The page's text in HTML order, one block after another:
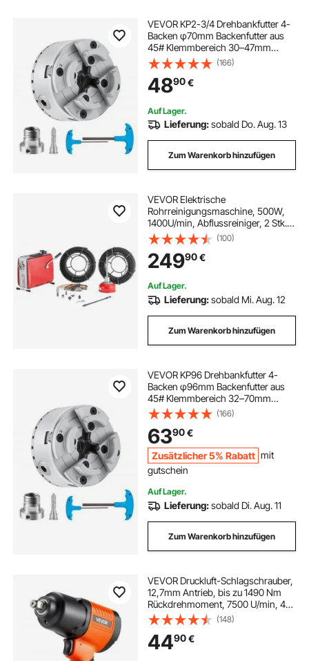
VEVOR KP2-3/4 Drehbankfutter 4-
Backen φ70mm Backenfutter aus
45# Klemmbereich 30–47mm
Spannfutter-Innengewinde 1x8 TPI
Drehbank Ausrichtungsgenauigkeit
≤0,3mm Drechselfutter
Drehmaschinenfutter
(166)
4890€
Auf Lager.
Lieferung:sobald Do. Aug. 13
Zum Warenkorb hinzufügen
VEVOR Elektrische
Rohrreinigungsmaschine, 500W,
1400U/min, Abflussreiniger, 2 Stk.
20mx16mm & 5mx9,5mm
Federkabel, 0,4mx12mm flexible
Feder & 6 Schneider, für Rohre mit
50–110mm Durchmesser
(100)
24990€
Auf Lager.
Lieferung:sobald Mi. Aug. 12
Zum Warenkorb hinzufügen
VEVOR KP96 Drehbankfutter 4-
Backen φ96mm Backenfutter aus
45# Klemmbereich 32–70mm
Spannfutter-Innengewinde M33 x
3,5 TPI Drehbank
Ausrichtungsgenauigkeit ≤0,3mm
Drechselfutter Drehmaschinenfutter
(166)
6390€
Zusätzlicher 5% Rabatt mit
gutschein
Auf Lager.
Lieferung:sobald Di. Aug. 11
Zum Warenkorb hinzufügen
VEVOR Druckluft-Schlagschrauber,
12,7mm Antrieb, bis zu 1490 Nm
Rückdrehmoment, 7500 U/min, 4-
Gang-Einstellung & pneumatische
Druckluftpistole für Autoreparaturen
& -wartung
(148)
4490€